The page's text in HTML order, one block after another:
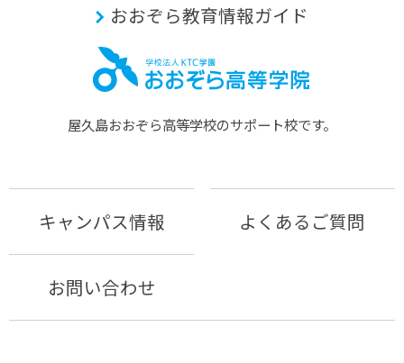
おおぞら教育情報ガイド
屋久島おおぞら⾼等学校のサポート校です。
キャンパス情報 よくあるご質問
お問い合わせ